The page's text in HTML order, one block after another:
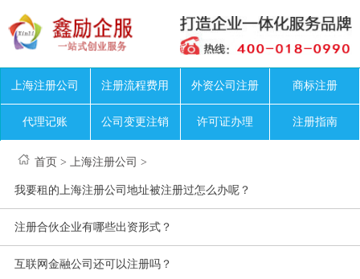
上海注册公司 注册流程费用 外资公司注册 商标注册
代理记账 公司变更注销 许可证办理 注册指南
首页 > 上海注册公司 >
我要租的上海注册公司地址被注册过怎么办呢？
注册合伙企业有哪些出资形式？
互联网金融公司还可以注册吗？